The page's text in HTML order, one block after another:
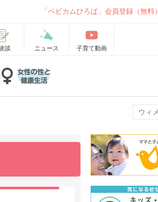
「ベビカムひろば」会員登録（無料）
談 ニュース 子育て動画